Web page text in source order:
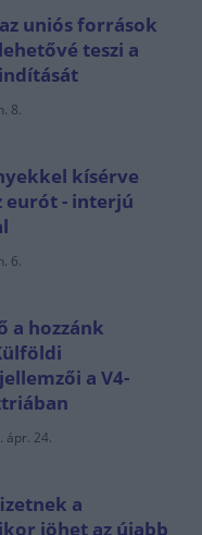
uniós források
teszi a
8.
kísérve
eurót - interjú
6.
a hozzánk
a V4-
ápr. 24.
a
jöhet az újabb